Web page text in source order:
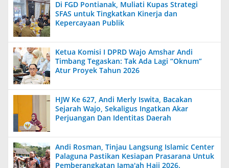
Di FGD Pontianak, Muliati Kupas Strategi
SFAS untuk Tingkatkan Kinerja dan
Kepercayaan Publik
Ketua Komisi I DPRD Wajo Amshar Andi
Timbang Tegaskan: Tak Ada Lagi “Oknum”
Atur Proyek Tahun 2026
HJW Ke 627, Andi Merly Iswita, Bacakan
Sejarah Wajo, Sekaligus Ingatkan Akar
Perjuangan Dan Identitas Daerah
Andi Rosman, Tinjau Langsung Islamic Center
Palaguna Pastikan Kesiapan Prasarana Untuk
Pemberangkatan Jama'ah Haji 2026.